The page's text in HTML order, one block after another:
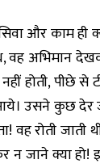
और काम ही
वह अभिमान
होती, पीछे
कुछ देर
रोती जाती
न जाने क्या